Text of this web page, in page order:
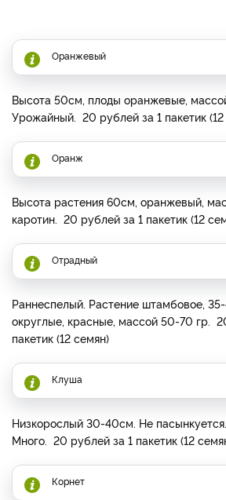
Оранжевый
Высота 50см, плоды оранжевые,
Урожайный. 20 рублей за 1 пакетик
Оранж
Высота растения 60см, оранжевый,
каротин. 20 рублей за 1 пакетик (12
Отрадный
Раннеспелый. Растение штамбовое,
округлые, красные, массой 50-70 гр.
пакетик (12 семян)
Клуша
Низкорослый 30-40см. Не
Много. 20 рублей за 1 пакетик (12
Корнет